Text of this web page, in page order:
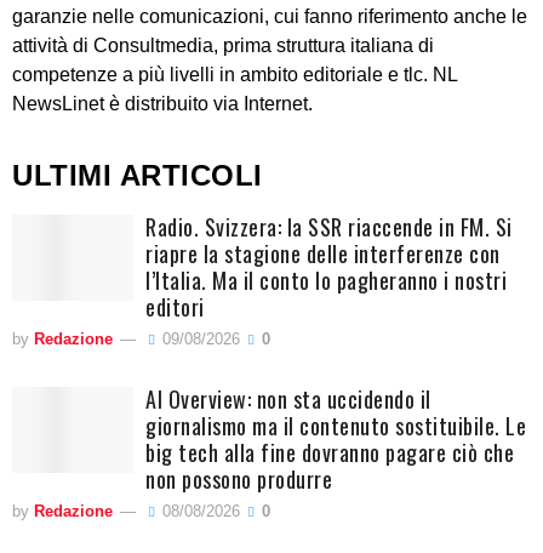
garanzie nelle comunicazioni, cui fanno riferimento anche le
attività di Consultmedia, prima struttura italiana di
competenze a più livelli in ambito editoriale e tlc. NL
NewsLinet è distribuito via Internet.
ULTIMI ARTICOLI
Radio. Svizzera: la SSR riaccende in FM. Si
riapre la stagione delle interferenze con
l’Italia. Ma il conto lo pagheranno i nostri
editori
by Redazione 09/08/2026 0
AI Overview: non sta uccidendo il
giornalismo ma il contenuto sostituibile. Le
big tech alla fine dovranno pagare ciò che
non possono produrre
by Redazione 08/08/2026 0